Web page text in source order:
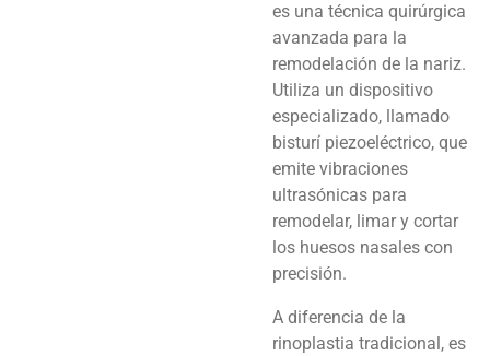
es una técnica quirúrgica
avanzada para la
remodelación de la nariz.
Utiliza un dispositivo
especializado, llamado
bisturí piezoeléctrico, que
emite vibraciones
ultrasónicas para
remodelar, limar y cortar
los huesos nasales con
precisión.
A diferencia de la
rinoplastia tradicional, es